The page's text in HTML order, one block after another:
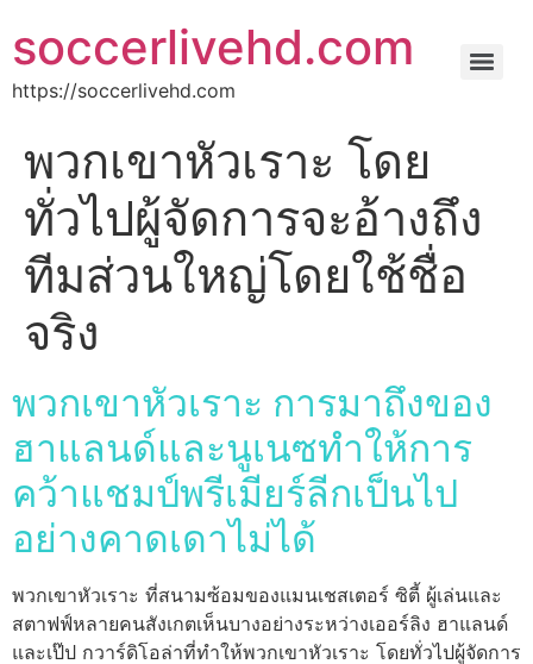
soccerlivehd.com
https://soccerlivehd.com
พวกเขาหัวเราะ โดย
ทั่วไปผู้จัดการจะอ้างถึง
ทีมส่วนใหญ่โดยใช้ชื่อ
จริง
พวกเขาหัวเราะ การมาถึงของ
ฮาแลนด์และนูเนซทำให้การ
คว้าแชมป์พรีเมียร์ลีกเป็นไป
อย่างคาดเดาไม่ได้
พวกเขาหัวเราะ ที่สนามซ้อมของแมนเชสเตอร์ ซิตี้ ผู้เล่นและ
สตาฟฟ์หลายคนสังเกตเห็นบางอย่างระหว่างเออร์ลิง ฮาแลนด์
และเป๊ป กวาร์ดิโอล่าที่ทำให้พวกเขาหัวเราะ โดยทั่วไปผู้จัดการ